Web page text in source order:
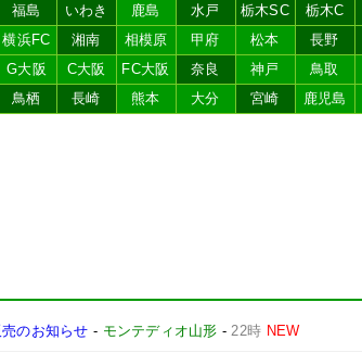
福島 いわき 鹿島 水戸 栃木SC 栃木C
横浜FC 湘南 相模原 甲府 松本 長野
G大阪 C大阪 FC大阪 奈良 神戸 鳥取
鳥栖 長崎 熊本 大分 宮崎 鹿児島
のお知らせ - モンテディオ山形 -22時 NEW